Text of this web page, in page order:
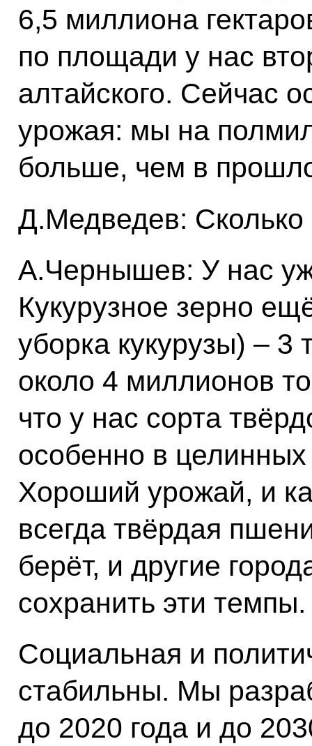
6,5 миллиона
по площади у нас
алтайского. Сейчас
урожая: мы на
больше, чем в
Д.Медведев: Сколько
А.Чернышев: У нас
Кукурузное зерно
уборка кукурузы) – 3
около 4 миллионов
что у нас сорта
особенно в
Хороший урожай, и
всегда твёрдая
берёт, и другие
сохранить эти темпы.
Социальная и
стабильны. Мы
до 2020 года и до